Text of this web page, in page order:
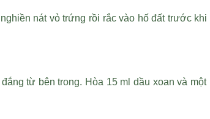
nát vỏ trứng rồi rắc vào hố đất trước
từ bên trong. Hòa 15 ml dầu xoan và